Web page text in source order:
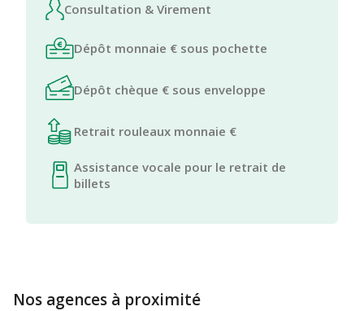
Consultation & Virement
Dépôt monnaie € sous pochette
Dépôt chèque € sous enveloppe
Retrait rouleaux monnaie €
Assistance vocale pour le retrait de
billets
Nos agences à proximité